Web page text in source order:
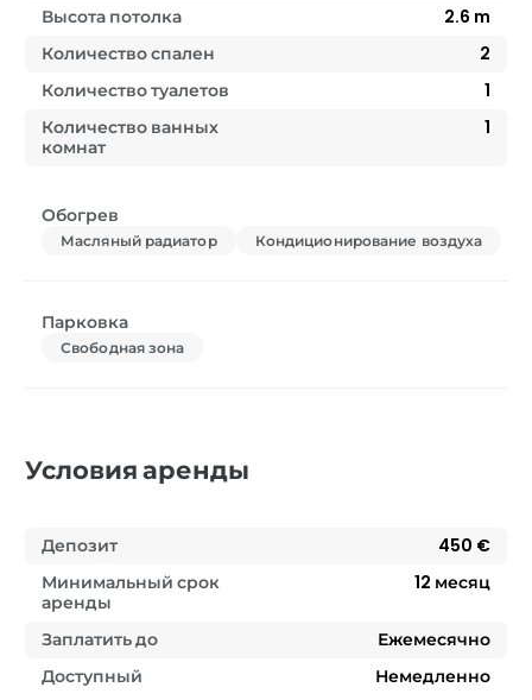
Высота потолка
2.6 m
Количество спален
2
Количество туалетов
1
Количество ванных
комнат
1
Обогрев
Масляный радиатор Кондиционирование воздуха
Парковка
Свободная зона
Условия аренды
Депозит
450 €
Минимальный срок
аренды
12 месяц
Заплатить до
Ежемесячно
Доступный
Немедленно